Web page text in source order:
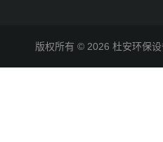
版权所有 © 2026 杜安环保